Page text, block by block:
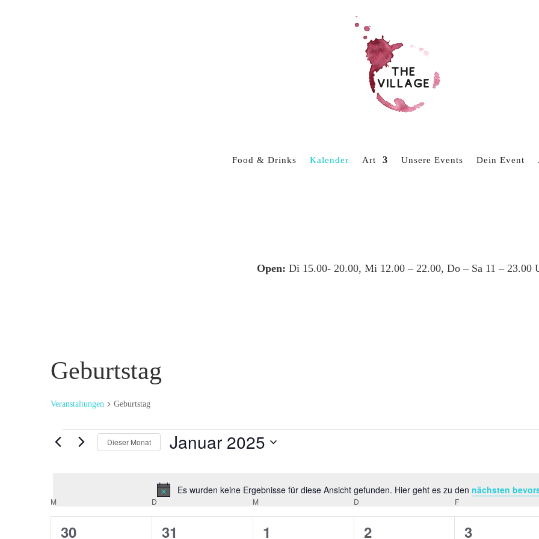
Food & Drinks Kalender Art Unsere Events Dein Event
Open: Di 15.00- 20.00, Mi 12.00 – 22.00, Do – Sa 11 – 23.00
Geburtstag
Veranstaltungen Geburtstag
Veranstaltungen
Hinweis
Es wurden keine Ergebnisse für diese Ansicht gefunden. Hier geht es zu den nächsten
Dieser Monat Januar 2025
Kalender
von
Veranstaltungen
M D M D F
0
30
0
31
0
1
0
2
0
3